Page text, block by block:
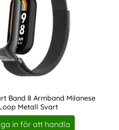
Band 8 Armband Milanese
Metall Svart
in för att handla